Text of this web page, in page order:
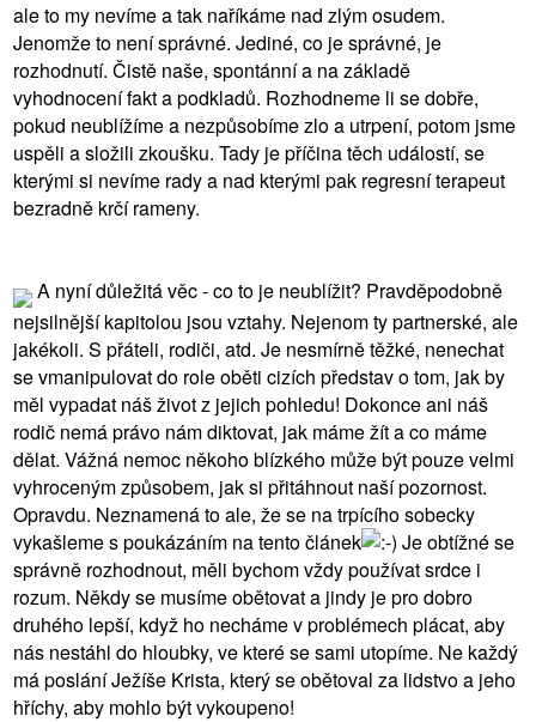
ale to my nevíme a tak naříkáme nad zlým osudem.
Jenomže to není správné. Jediné, co je správné, je
rozhodnutí. Čistě naše, spontánní a na základě
vyhodnocení fakt a podkladů. Rozhodneme li se dobře,
pokud neublížíme a nezpůsobíme zlo a utrpení, potom jsme
uspěli a složili zkoušku. Tady je příčina těch událostí, se
kterými si nevíme rady a nad kterými pak regresní terapeut
bezradně krčí rameny.
A nyní důležitá věc - co to je neublížit? Pravděpodobně
nejsilnější kapitolou jsou vztahy. Nejenom ty partnerské, ale
jakékoli. S přáteli, rodiči, atd. Je nesmírně těžké, nenechat
se vmanipulovat do role oběti cizích představ o tom, jak by
měl vypadat náš život z jejich pohledu! Dokonce ani náš
rodič nemá právo nám diktovat, jak máme žít a co máme
dělat. Vážná nemoc někoho blízkého může být pouze velmi
vyhroceným způsobem, jak si přitáhnout naší pozornost.
Opravdu. Neznamená to ale, že se na trpícího sobecky
vykašleme s poukázáním na tento článek
Je obtížné se
správně rozhodnout, měli bychom vždy používat srdce i
rozum. Někdy se musíme obětovat a jindy je pro dobro
druhého lepší, když ho necháme v problémech plácat, aby
nás nestáhl do hloubky, ve které se sami utopíme. Ne každý
má poslání Ježíše Krista, který se obětoval za lidstvo a jeho
hříchy, aby mohlo být vykoupeno!